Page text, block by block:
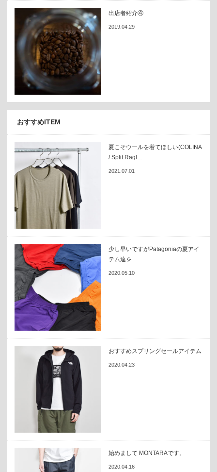
出店者紹介④
2019.04.29
おすすめITEM
夏こそウールを着てほしい(COLINA
/ Split Ragl…
2021.07.01
少し早いですがPatagoniaの夏アイ
テム達を
2020.05.10
おすすめスプリングセールアイテム
2020.04.23
始めまして MONTARAです。
2020.04.16